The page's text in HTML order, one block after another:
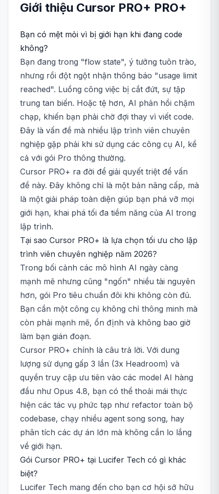
Giới thiệu Cursor PRO+ PRO+
Bạn có mệt mỏi vì bị giới hạn khi đang code
không?
Bạn đang trong "flow state", ý tưởng tuôn trào,
nhưng rồi đột ngột nhận thông báo "usage limit
reached". Luồng công việc bị cắt đứt, sự tập
trung tan biến. Hoặc tệ hơn, AI phản hồi chậm
chạp, khiến bạn phải chờ đợi thay vì viết code.
Đây là vấn đề mà nhiều lập trình viên chuyên
nghiệp gặp phải khi sử dụng các công cụ AI, kể
cả với gói Pro thông thường.
Cursor PRO+ ra đời để giải quyết triệt để vấn
đề này. Đây không chỉ là một bản nâng cấp, mà
là một giải pháp toàn diện giúp bạn phá vỡ mọi
giới hạn, khai phá tối đa tiềm năng của AI trong
lập trình.
Tại sao Cursor PRO+ là lựa chọn tối ưu cho lập
trình viên chuyên nghiệp năm 2026?
Trong bối cảnh các mô hình AI ngày càng
mạnh mẽ nhưng cũng "ngốn" nhiều tài nguyên
hơn, gói Pro tiêu chuẩn đôi khi không còn đủ.
Bạn cần một công cụ không chỉ thông minh mà
còn phải mạnh mẽ, ổn định và không bao giờ
làm bạn gián đoạn.
Cursor PRO+ chính là câu trả lời. Với dung
lượng sử dụng gấp 3 lần (3x Headroom) và
quyền truy cập ưu tiên vào các model AI hàng
đầu như Opus 4.8, bạn có thể thoải mái thực
hiện các tác vụ phức tạp như refactor toàn bộ
codebase, chạy nhiều agent song song, hay
phân tích các dự án lớn mà không cần lo lắng
về giới hạn.
Gói Cursor PRO+ tại Lucifer Tech có gì khác
biệt?
Lucifer Tech mang đến cho bạn cơ hội sở hữu